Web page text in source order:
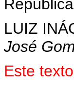
LUIZ
José
Este